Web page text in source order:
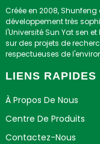
Créée en 2008,
développement très
l'Université Sun Yat sen
sur des projets de
respectueuses de
LIENS RAPIDES
À Propos De Nous
Centre De Produits
Contactez-Nous